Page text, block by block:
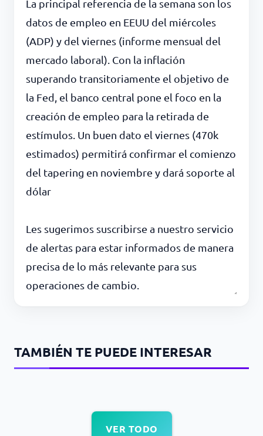
La principal referencia de la semana son los
datos de empleo en EEUU del miércoles
(ADP) y del viernes (informe mensual del
mercado laboral). Con la inflación
superando transitoriamente el objetivo de
la Fed, el banco central pone el foco en la
creación de empleo para la retirada de
estímulos. Un buen dato el viernes (470k
estimados) permitirá confirmar el comienzo
del tapering en noviembre y dará soporte al
dólar
Les sugerimos suscribirse a nuestro servicio
de alertas para estar informados de manera
precisa de lo más relevante para sus
operaciones de cambio.
TAMBIÉN TE PUEDE INTERESAR
VER TODO